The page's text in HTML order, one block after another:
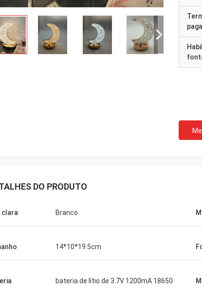
DO PRODUTO
clara Branco
14*10*19.5cm
bateria de lítio de 3.7V 1200mA 18650